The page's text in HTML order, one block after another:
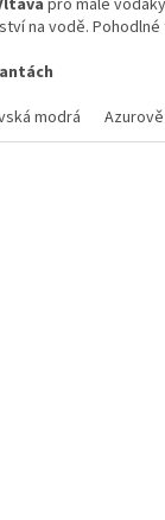
pro malé
na vodě.
modrá